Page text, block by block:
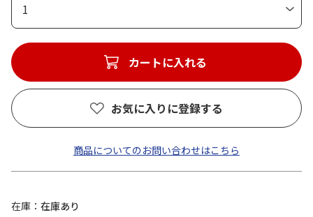
1
カートに入れる
お気に入りに登録する
商品についてのお問い合わせはこちら
在庫 在庫あり